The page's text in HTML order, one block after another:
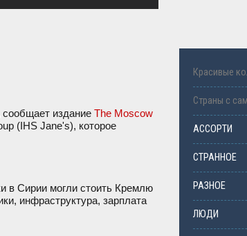
издание The Moscow
(IHS Jane's), которое
в Сирии могли стоить Кремлю
инфраструктура, зарплата
Красивые
Страны с
АССОРТИ
СТРАННОЕ
РАЗНОЕ
ЛЮДИ